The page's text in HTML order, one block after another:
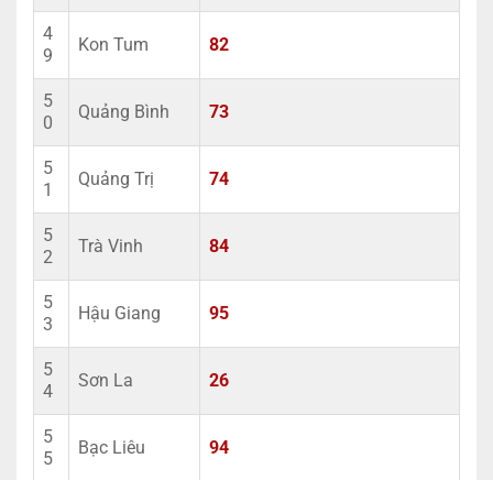
4
9
Kon Tum 82
5
0
Quảng Bình 73
5
1
Quảng Trị 74
5
2
Trà Vinh 84
5
3
Hậu Giang 95
5
4
Sơn La 26
5
5
Bạc Liêu 94